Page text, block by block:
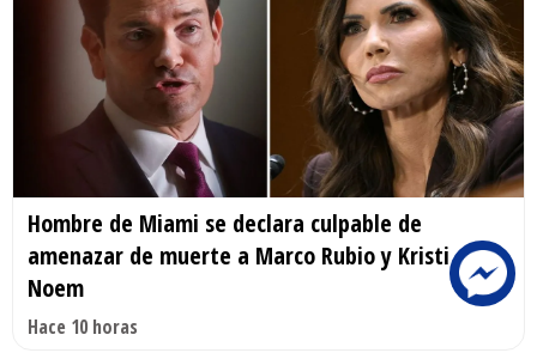
Hombre de Miami se declara culpable de
amenazar de muerte a Marco Rubio y Kristi
Noem
Hace 10 horas